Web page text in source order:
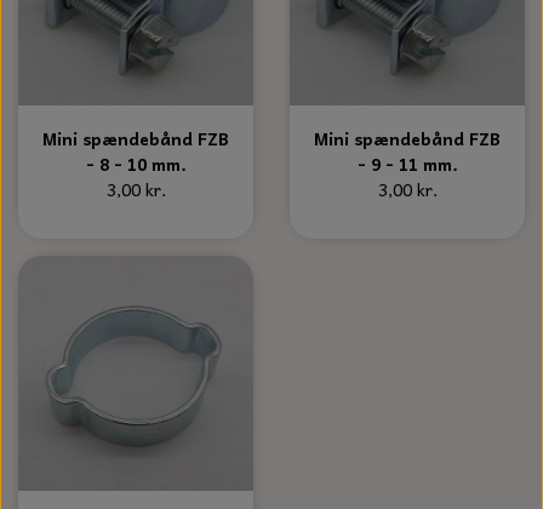
Mini spændebånd FZB
- 8 - 10 mm.
3,00 kr.
Mini spændebånd FZB
- 9 - 11 mm.
3,00 kr.